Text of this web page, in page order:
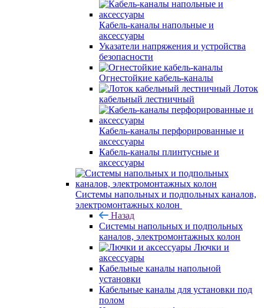
Кабель-каналы напольные и
аксессуары
Указатели напряжения и устройства
безопасности
Огнестойкие кабель-каналы
Лоток
кабельный лестничный
Кабель-каналы перфорированные и
аксессуары
Кабель-каналы плинтусные и
аксессуары
Системы напольных и подпольных каналов,
электромонтажных колон
Назад
Системы напольных и подпольных
каналов, электромонтажных колон
Лючки и
аксессуары
Кабельные каналы напольной
установки
Кабельные каналы для установки под
полом